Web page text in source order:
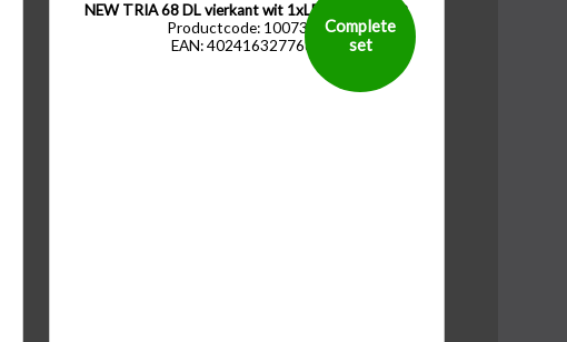
NEW TRIA 68 DL vierkant wit 1xLED 3000K 60°
Productcode: 1007399
EAN: 4024163277686
Complete
set